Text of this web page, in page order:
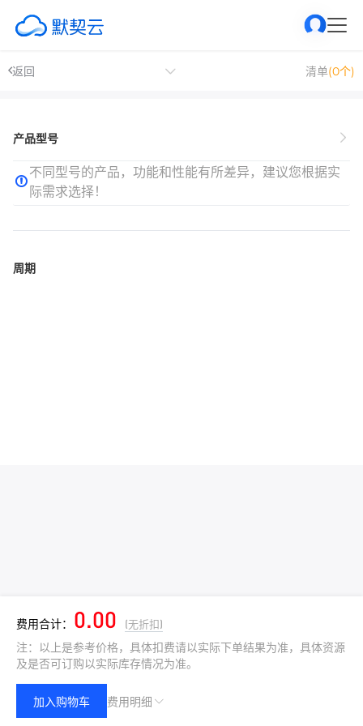
返回 清单(0个)
产品型号
不同型号的产品，功能和性能有所差异，建议您根据实
际需求选择！
周期
费用合计： 0.00 (无折扣)
注：以上是参考价格，具体扣费请以实际下单结果为准，具体资源
及是否可订购以实际库存情况为准。
费用明细
加入购物车